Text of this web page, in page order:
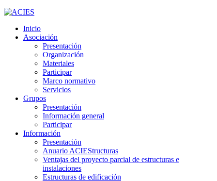
Inicio
Asociación
Presentación
Organización
Materiales
Participar
Marco normativo
Servicios
Grupos
Presentación
Información general
Participar
Información
Presentación
Anuario ACIEStructuras
Ventajas del proyecto parcial de estructuras e
instalaciones
Estructuras de edificación